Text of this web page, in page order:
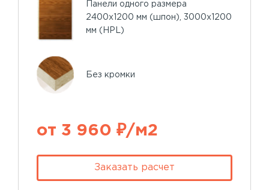
Панели одного размера
2400х1200 мм (шпон), 3000х1200
мм (HPL)
Без кромки
от 3 960 ₽/м2
Заказать расчет